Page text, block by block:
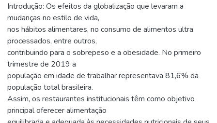
Introdução: Os efeitos da globalização que levaram a
mudanças no estilo de vida,
nos hábitos alimentares, no consumo de alimentos ultra
processados, entre outros,
contribuindo para o sobrepeso e a obesidade. No primeiro
trimestre de 2019 a
população em idade de trabalhar representava 81,6% da
população total brasileira.
Assim, os restaurantes institucionais têm como objetivo
principal oferecer alimentação